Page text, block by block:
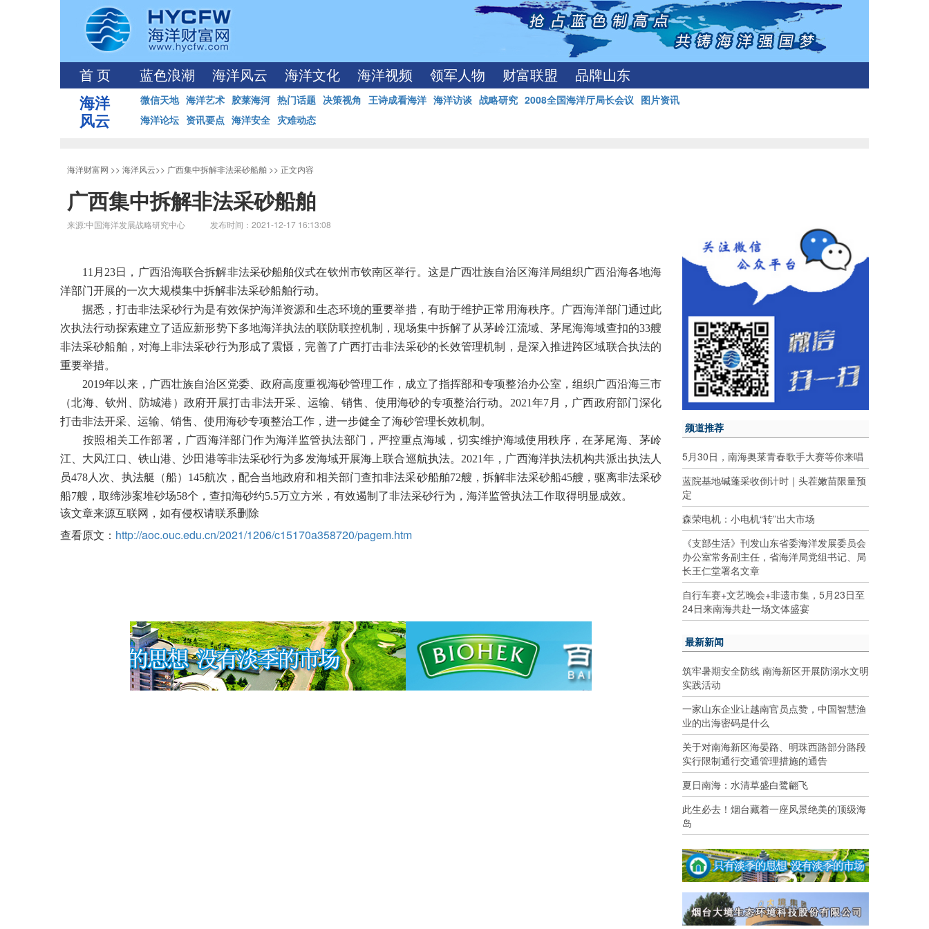
首 页 蓝色浪潮 海洋风云 海洋文化 海洋视频 领军人物 财富联盟 品牌山东
海洋
风云
微信天地 海洋艺术 胶莱海河 热门话题 决策视角 王诗成看海洋 海洋访谈 战略研究 2008全国海洋厅局长会议 图片资讯
海洋论坛 资讯要点 海洋安全 灾难动态
海洋财富网 >> 海洋风云>> 广西集中拆解非法采砂船舶 >> 正文内容
广西集中拆解非法采砂船舶
来源:中国海洋发展战略研究中心 发布时间：2021-12-17 16:13:08
11月23日，广西沿海联合拆解非法采砂船舶仪式在钦州市钦南区举行。这是广西壮族自治区海洋局组织广西沿海各地海
洋部门开展的一次大规模集中拆解非法采砂船舶行动。
据悉，打击非法采砂行为是有效保护海洋资源和生态环境的重要举措，有助于维护正常用海秩序。广西海洋部门通过此
次执法行动探索建立了适应新形势下多地海洋执法的联防联控机制，现场集中拆解了从茅岭江流域、茅尾海海域查扣的33艘
非法采砂船舶，对海上非法采砂行为形成了震慑，完善了广西打击非法采砂的长效管理机制，是深入推进跨区域联合执法的
重要举措。
2019年以来，广西壮族自治区党委、政府高度重视海砂管理工作，成立了指挥部和专项整治办公室，组织广西沿海三市
（北海、钦州、防城港）政府开展打击非法开采、运输、销售、使用海砂的专项整治行动。2021年7月，广西政府部门深化
打击非法开采、运输、销售、使用海砂专项整治工作，进一步健全了海砂管理长效机制。
按照相关工作部署，广西海洋部门作为海洋监管执法部门，严控重点海域，切实维护海域使用秩序，在茅尾海、茅岭
江、大风江口、铁山港、沙田港等非法采砂行为多发海域开展海上联合巡航执法。2021年，广西海洋执法机构共派出执法人
员478人次、执法艇（船）145航次，配合当地政府和相关部门查扣非法采砂船舶72艘，拆解非法采砂船45艘，驱离非法采砂
船7艘，取缔涉案堆砂场58个，查扣海砂约5.5万立方米，有效遏制了非法采砂行为，海洋监管执法工作取得明显成效。
该文章来源互联网，如有侵权请联系删除
查看原文： http://aoc.ouc.edu.cn/2021/1206/c15170a358720/pagem.htm
频道推荐
5月30日，南海奥莱青春歌手大赛等你来唱
蓝院基地碱蓬采收倒计时｜头茬嫩苗限量预
定
森荣电机：小电机“转”出大市场
《支部生活》刊发山东省委海洋发展委员会
办公室常务副主任，省海洋局党组书记、局
长王仁堂署名文章
自行车赛+文艺晚会+非遗市集，5月23日至
24日来南海共赴一场文体盛宴
最新新闻
筑牢暑期安全防线 南海新区开展防溺水文明
实践活动
一家山东企业让越南官员点赞，中国智慧渔
业的出海密码是什么
关于对南海新区海晏路、明珠西路部分路段
实行限制通行交通管理措施的通告
夏日南海：水清草盛白鹭翩飞
此生必去！烟台藏着一座风景绝美的顶级海
岛